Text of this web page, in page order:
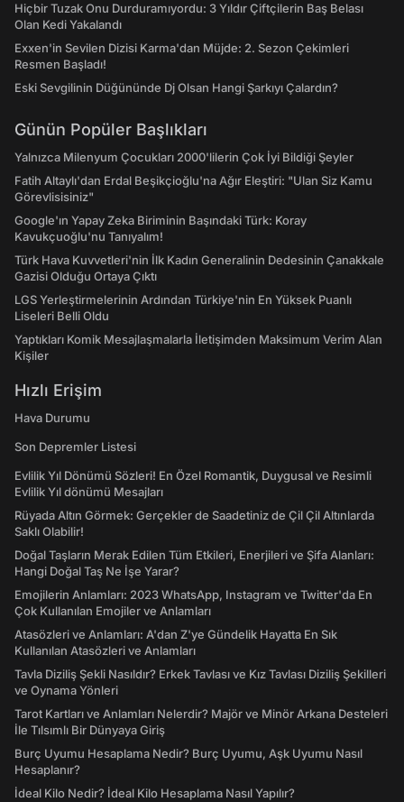
Hiçbir Tuzak Onu Durduramıyordu: 3 Yıldır Çiftçilerin Baş Belası
Olan Kedi Yakalandı
Exxen'in Sevilen Dizisi Karma'dan Müjde: 2. Sezon Çekimleri
Resmen Başladı!
Eski Sevgilinin Düğününde Dj Olsan Hangi Şarkıyı Çalardın?
Günün Popüler Başlıkları
Yalnızca Milenyum Çocukları 2000'lilerin Çok İyi Bildiği Şeyler
Fatih Altaylı'dan Erdal Beşikçioğlu'na Ağır Eleştiri: "Ulan Siz Kamu
Görevlisisiniz"
Google'ın Yapay Zeka Biriminin Başındaki Türk: Koray
Kavukçuoğlu'nu Tanıyalım!
Türk Hava Kuvvetleri'nin İlk Kadın Generalinin Dedesinin Çanakkale
Gazisi Olduğu Ortaya Çıktı
LGS Yerleştirmelerinin Ardından Türkiye'nin En Yüksek Puanlı
Liseleri Belli Oldu
Yaptıkları Komik Mesajlaşmalarla İletişimden Maksimum Verim Alan
Kişiler
Hızlı Erişim
Hava Durumu
Son Depremler Listesi
Evlilik Yıl Dönümü Sözleri! En Özel Romantik, Duygusal ve Resimli
Evlilik Yıl dönümü Mesajları
Rüyada Altın Görmek: Gerçekler de Saadetiniz de Çil Çil Altınlarda
Saklı Olabilir!
Doğal Taşların Merak Edilen Tüm Etkileri, Enerjileri ve Şifa Alanları:
Hangi Doğal Taş Ne İşe Yarar?
Emojilerin Anlamları: 2023 WhatsApp, Instagram ve Twitter'da En
Çok Kullanılan Emojiler ve Anlamları
Atasözleri ve Anlamları: A'dan Z'ye Gündelik Hayatta En Sık
Kullanılan Atasözleri ve Anlamları
Tavla Diziliş Şekli Nasıldır? Erkek Tavlası ve Kız Tavlası Diziliş Şekilleri
ve Oynama Yönleri
Tarot Kartları ve Anlamları Nelerdir? Majör ve Minör Arkana Desteleri
İle Tılsımlı Bir Dünyaya Giriş
Burç Uyumu Hesaplama Nedir? Burç Uyumu, Aşk Uyumu Nasıl
Hesaplanır?
İdeal Kilo Nedir? İdeal Kilo Hesaplama Nasıl Yapılır?